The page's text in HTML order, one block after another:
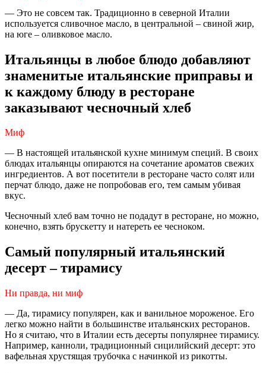
— Это не совсем так. Традиционно в северной Италии
используется сливочное масло, в центральной – свиной жир,
на юге – оливковое масло.
Итальянцы в любое блюдо добавляют
знаменитые итальянские приправы и
к каждому блюду в ресторане
заказывают чесночный хлеб
Миф
— В настоящей итальянской кухне минимум специй. В своих
блюдах итальянцы опираются на сочетание ароматов свежих
ингредиентов. А вот посетители в ресторане часто солят или
перчат блюдо, даже не попробовав его, тем самым убивая
вкус.
Чесночный хлеб вам точно не подадут в ресторане, но можно,
конечно, взять брускетту и натереть ее чесноком.
Самый популярный итальянский
десерт – тирамису
Ни правда, ни миф
— Да, тирамису популярен, как и ванильное мороженое. Его
легко можно найти в большинстве итальянских ресторанов.
Но я считаю, что в Италии есть десерты популярнее тирамису.
Например, канноли, традиционный сицилийский десерт: это
вафельная хрустящая трубочка с начинкой из рикотты.